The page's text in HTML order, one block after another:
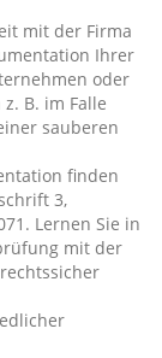
mit der Firma
Ihrer
oder
B. im Falle
sauberen
finden
3,
Lernen Sie in
mit der